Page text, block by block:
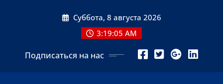
Суббота, 8 августа 2026
3:19:06 AM
Подписаться на нас